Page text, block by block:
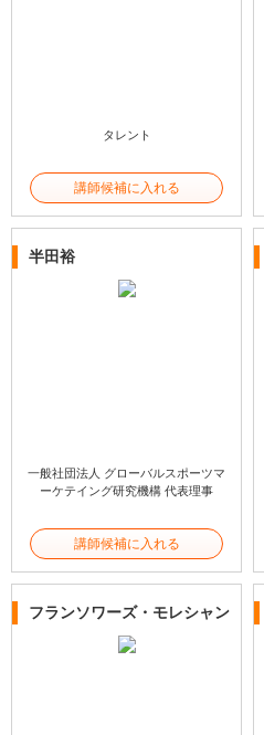
タレント
講師候補に入れる
半田裕
一般社団法人 グローバルスポーツマ
ーケテイング研究機構 代表理事
講師候補に入れる
フランソワーズ・モレシャン